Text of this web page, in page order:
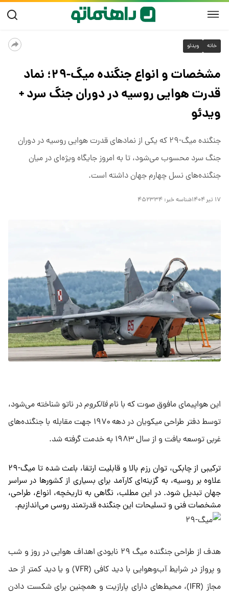
خانه ویدئو
مشخصات و انواع جنگنده میگ-۲۹؛ نماد
قدرت هوایی روسیه در دوران جنگ سرد +
ویدئو
جنگنده میگ-۲۹ که یکی از نمادهای قدرت هوایی روسیه در دوران
جنگ سرد محسوب می‌شود، تا به امروز جایگاه ویژه‌ای در میان
جنگنده‌های نسل چهارم جهان داشته است.
۱۷ تیر ۱۴۰۴ شناسه خبر: ۴۵۲۳۳۴
این هواپیمای مافوق صوت که با نامفالکرومدر ناتو شناخته می‌شود،
توسط دفتر طراحی میکویان در دهه ۱۹۷۰ جهت مقابله با جنگنده‌های
غربی توسعه یافت و از سال ۱۹۸۳ به خدمت گرفته شد.
ترکیبی از چابکی، توان رزم بالا و قابلیت ارتقا، باعث شده تا میگ-۲۹
علاوه بر روسیه، به گزینه‌ای کارآمد برای بسیاری از کشورها در سراسر
جهان تبدیل شود. در این مطلب، نگاهی به تاریخچه، انواع، طراحی،
مشخصات فنی و تسلیحات این جنگنده قدرتمند روسی می‌اندازیم.
هدف از طراحی جنگنده میگ ۲۹ نابودی اهداف هوایی در روز و شب
و پرواز در شرایط آب‌وهوایی با دید کافی (VFR) و یا دید کمتر از حد
مجاز (IFR)، محیط‌های دارای پارازیت و همچنین برای شکست دادن